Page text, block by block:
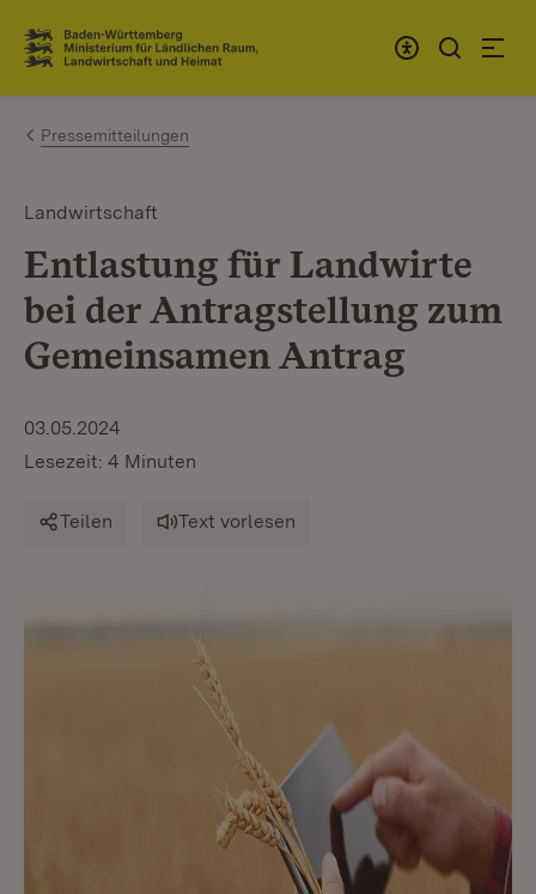
Zum Inhalt springen
Link zur Startseite
Pressemitteilungen
Landwirtschaft
Entlastung für Landwirte
bei der Antragstellung zum
Gemeinsamen Antrag
03.05.2024
Lesezeit: 4 Minuten
Teilen Text vorlesen